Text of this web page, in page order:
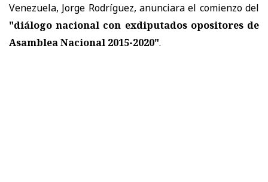
Venezuela, Jorge Rodríguez, anunciara el comienzo del
"diálogo nacional con exdiputados opositores de
Asamblea Nacional 2015-2020".